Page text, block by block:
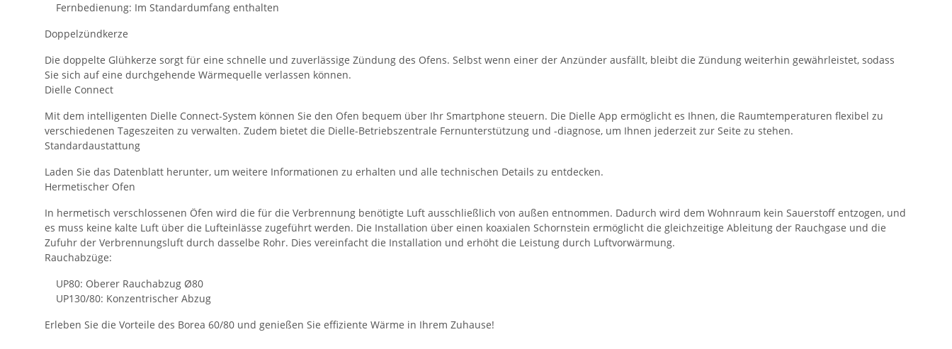
Fernbedienung: Im Standardumfang enthalten
Doppelzündkerze
Die doppelte Glühkerze sorgt für eine schnelle und zuverlässige Zündung des Ofens. Selbst wenn einer der Anzünder ausfällt, bleibt die Zündung weiterhin gewährleistet, sodass
Sie sich auf eine durchgehende Wärmequelle verlassen können.
Dielle Connect
Mit dem intelligenten Dielle Connect-System können Sie den Ofen bequem über Ihr Smartphone steuern. Die Dielle App ermöglicht es Ihnen, die Raumtemperaturen flexibel zu
verschiedenen Tageszeiten zu verwalten. Zudem bietet die Dielle-Betriebszentrale Fernunterstützung und -diagnose, um Ihnen jederzeit zur Seite zu stehen.
Standardaustattung
Laden Sie das Datenblatt herunter, um weitere Informationen zu erhalten und alle technischen Details zu entdecken.
Hermetischer Ofen
In hermetisch verschlossenen Öfen wird die für die Verbrennung benötigte Luft ausschließlich von außen entnommen. Dadurch wird dem Wohnraum kein Sauerstoff entzogen, und
es muss keine kalte Luft über die Lufteinlässe zugeführt werden. Die Installation über einen koaxialen Schornstein ermöglicht die gleichzeitige Ableitung der Rauchgase und die
Zufuhr der Verbrennungsluft durch dasselbe Rohr. Dies vereinfacht die Installation und erhöht die Leistung durch Luftvorwärmung.
Rauchabzüge:
UP80: Oberer Rauchabzug Ø80
UP130/80: Konzentrischer Abzug
Erleben Sie die Vorteile des Borea 60/80 und genießen Sie effiziente Wärme in Ihrem Zuhause!